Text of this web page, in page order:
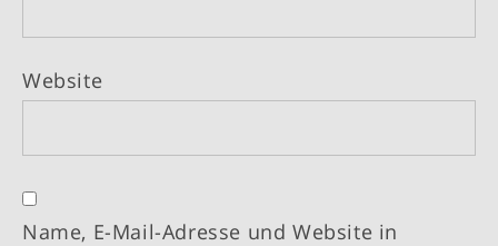
Website
Name, E-Mail-Adresse und Website in